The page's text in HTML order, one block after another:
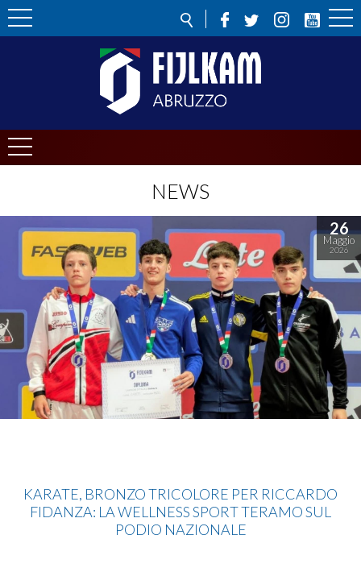
NEWS
26
Maggio
2026
KARATE, BRONZO TRICOLORE PER RICCARDO
FIDANZA: LA WELLNESS SPORT TERAMO SUL
PODIO NAZIONALE